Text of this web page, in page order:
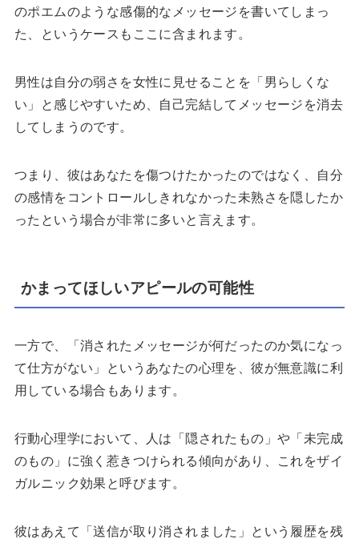
のポエムのような感傷的なメッセージを書いてしまっ
た、というケースもここに含まれます。
男性は自分の弱さを女性に見せることを「男らしくな
い」と感じやすいため、自己完結してメッセージを消去
してしまうのです。
つまり、彼はあなたを傷つけたかったのではなく、自分
の感情をコントロールしきれなかった未熟さを隠したか
ったという場合が非常に多いと言えます。
かまってほしいアピールの可能性
一方で、「消されたメッセージが何だったのか気になっ
て仕方がない」というあなたの心理を、彼が無意識に利
用している場合もあります。
行動心理学において、人は「隠されたもの」や「未完成
のもの」に強く惹きつけられる傾向があり、これをザイ
ガルニック効果と呼びます。
彼はあえて「送信が取り消されました」という履歴を残